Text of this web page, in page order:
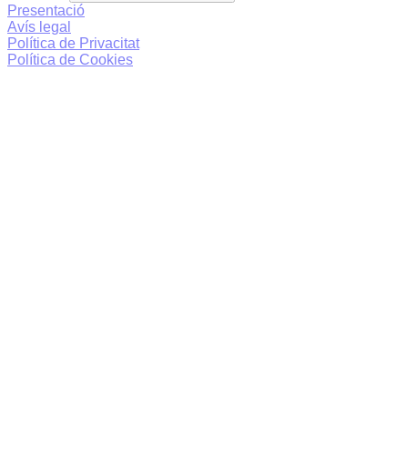
Presentació
Avís legal
Política de Privacitat
Política de Cookies